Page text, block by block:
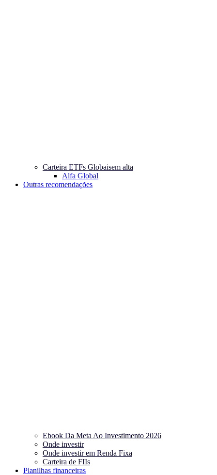
Carteira ETFs Globaisem alta
Alfa Global
Outras recomendações
Ebook Da Meta Ao Investimento 2026
Onde investir
Onde investir em Renda Fixa
Carteira de FIIs
Planilhas financeiras